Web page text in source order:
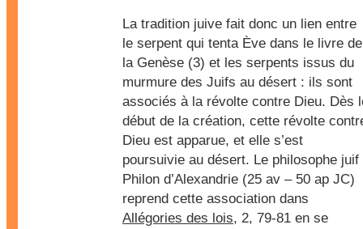
La tradition juive fait donc un lien entre
le serpent qui tenta Ève dans le livre de
la Genèse (3) et les serpents issus du
murmure des Juifs au désert : ils sont
associés à la révolte contre Dieu. Dès
début de la création, cette révolte
Dieu est apparue, et elle s’est
poursuivie au désert. Le philosophe juif
Philon d’Alexandrie (25 av – 50 ap JC)
reprend cette association dans
Allégories des lois, 2, 79-81 en se